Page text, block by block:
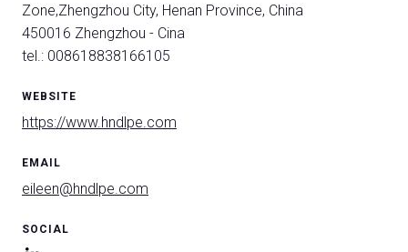
person
Zone,Zhengzhou City, Henan Province, China
450016 Zhengzhou - Cina
tel.: 008618838166105
WEBSITE
https://www.hndlpe.com
EMAIL
eileen@hndlpe.com
SOCIAL